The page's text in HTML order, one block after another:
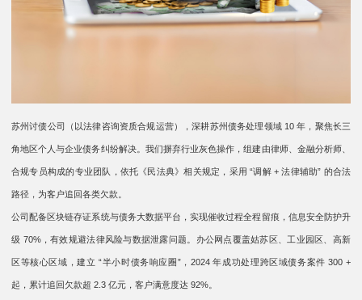
苏州讨债公司（以法律咨询资质合规运营），深耕苏州债务处理领域 10 年，聚焦长三
角地区个人与企业债务纠纷解决。我们摒弃行业灰色操作，组建由律师、金融分析师、
合规专员构成的专业团队，依托《民法典》相关规定，采用 “调解 + 法律辅助” 的合法
路径，为客户追回各类欠款。
公司配备区块链存证系统与债务大数据平台，实现催收过程全程留痕，信息安全防护升
级 70%，有效规避法律风险与数据泄露问题。办公网点覆盖姑苏区、工业园区、高新
区等核心区域，建立 “半小时债务响应圈”，2024 年成功处理跨区域债务案件 300 +
起，累计追回欠款超 2.3 亿元，客户满意度达 92%。